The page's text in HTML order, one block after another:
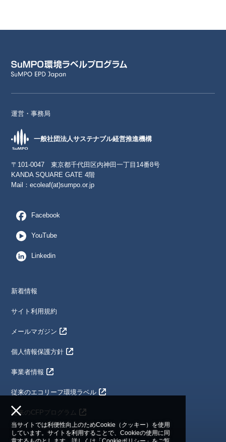
運営・事務局
一般社団法人サステナブル経営推進機構
〒101-0047 東京都千代田区内神田一丁目14番8号
KANDA SQUARE GATE 4階
Mail：ecoleaf(at)sumpo.or.jp
Facebook
YouTube
Linkedin
新着情報
サイト利用規約
メールマガジン
個人情報保護方針
事業者情報
従来のエコリーフ環境ラベル
従来のCFPプログラム
当サイトでは利便性向上のためCookie（クッキー）を使用
しています。サイトを利用することで、Cookieの使用に同